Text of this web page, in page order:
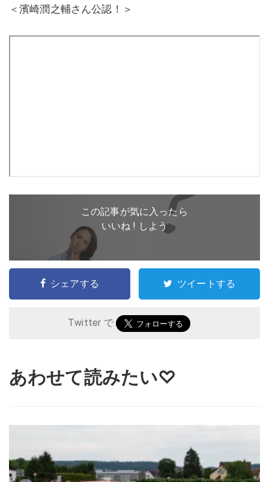
＜濱崎潤之輔さん公認！＞
この記事が気に入ったら
いいね ! しよう
シェアする ツイートする
Twitter で
あわせて読みたい♡